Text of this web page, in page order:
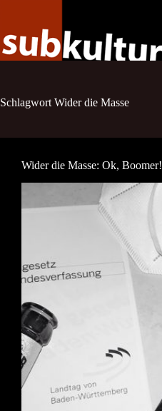
Schlagwort Wider die Masse
Wider die Masse: Ok, Boomer!